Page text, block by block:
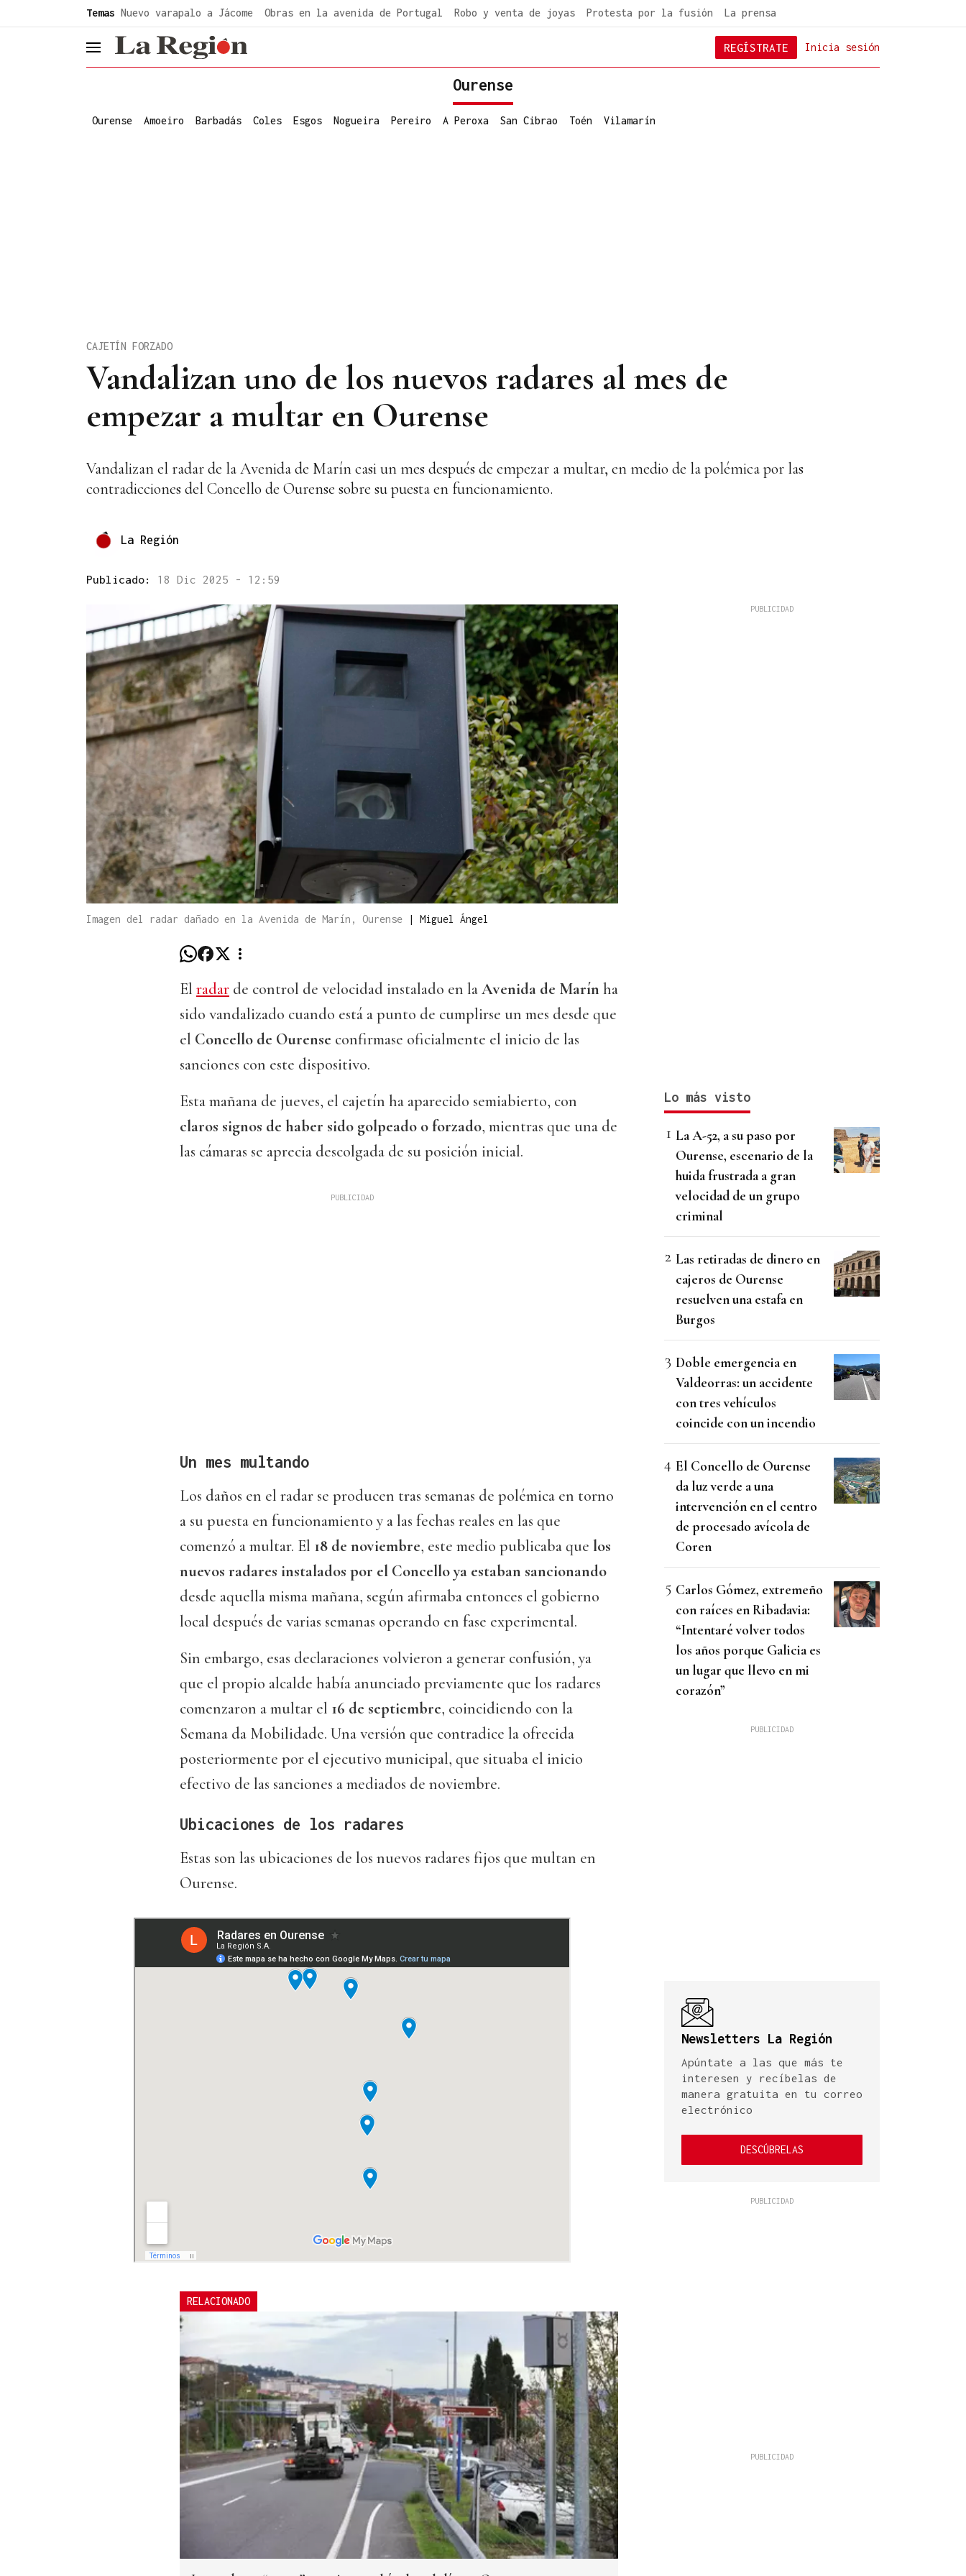
Temas Nuevo varapalo a Jácome Obras en la avenida de Portugal Robo y venta de joyas Protesta por la fusión La prensa
header.menu.open Inicia sesión
REGÍSTRATE
Ourense
Ourense Amoeiro Barbadás Coles Esgos Nogueira Pereiro A Peroxa San Cibrao Toén Vilamarín
Vandalizan uno de los nuevos radares al mes de
empezar a multar en Ourense
CAJETÍN FORZADO
Vandalizan el radar de la Avenida de Marín casi un mes después de empezar a multar, en medio de la polémica por las
contradicciones del Concello de Ourense sobre su puesta en funcionamiento.
La Región
Publicado: 18 Dic 2025 - 12:59
Imagen del radar dañado en la Avenida de Marín, Ourense | Miguel Ángel
El radar de control de velocidad instalado en laAvenida de Marín ha
sido vandalizado cuando está a punto de cumplirse un mes desde que
el Concello de Ourense confirmase oficialmente el inicio de las
sanciones con este dispositivo.
Esta mañana de jueves, el cajetín ha aparecido semiabierto, con
claros signos de haber sido golpeado o forzado, mientras que una de
las cámaras se aprecia descolgada de su posición inicial.
Un mes multando
Los daños en el radar se producen tras semanas de polémica en torno
a su puesta en funcionamiento y a las fechas reales en las que
comenzó a multar. El 18 de noviembre, este medio publicaba que los
nuevos radares instalados por el Concello ya estaban sancionando
desde aquella misma mañana, según afirmaba entonces el gobierno
local después de varias semanas operando en fase experimental.
Sin embargo, esas declaraciones volvieron a generar confusión, ya
que el propio alcalde había anunciado previamente que los radares
comenzaron a multar el 16 de septiembre, coincidiendo con la
Semana da Mobilidade. Una versión que contradice la ofrecida
posteriormente por el ejecutivo municipal, que situaba el inicio
efectivo de las sanciones a mediados de noviembre.
Ubicaciones de los radares
Estas son las ubicaciones de los nuevos radares fijos que multan en
Ourense.
RELACIONADO
Lo más visto
La A-52, a su paso por
Ourense, escenario de la
huida frustrada a gran
velocidad de un grupo
criminal
Las retiradas de dinero en
cajeros de Ourense
resuelven una estafa en
Burgos
Doble emergencia en
Valdeorras: un accidente
con tres vehículos
coincide con un incendio
El Concello de Ourense
da luz verde a una
intervención en el centro
de procesado avícola de
Coren
Carlos Gómez, extremeño
con raíces en Ribadavia:
“Intentaré volver todos
los años porque Galicia es
un lugar que llevo en mi
corazón”
Newsletters La Región
Apúntate a las que más te
interesen y recíbelas de
manera gratuita en tu correo
electrónico
DESCÚBRELAS